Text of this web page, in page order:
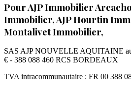
Pour AJP Immobilier
Immobilier, AJP Hourtin
Montalivet Immobilier,
SAS AJP NOUVELLE AQUITAINE
€ - 388 088 460 RCS BORDEAUX
TVA intracommunautaire : FR 00 388